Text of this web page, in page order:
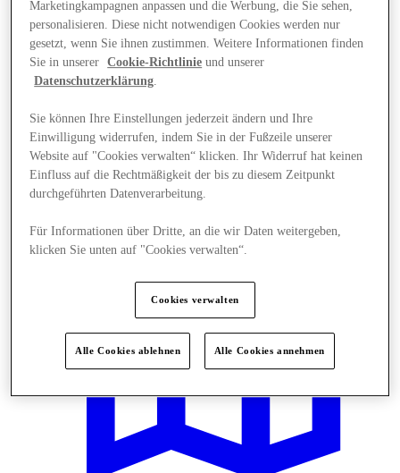
Angebote
Marketingkampagnen anpassen und die Werbung, die Sie sehen,
personalisieren. Diese nicht notwendigen Cookies werden nur
gesetzt, wenn Sie ihnen zustimmen. Weitere Informationen finden
Sie in unserer
Cookie-Richtlinie und unserer
Datenschutzerklärung.
Sie können Ihre Einstellungen jederzeit ändern und Ihre
Einwilligung widerrufen, indem Sie in der Fußzeile unserer
Website auf "Cookies verwalten“ klicken. Ihr Widerruf hat keinen
Einfluss auf die Rechtmäßigkeit der bis zu diesem Zeitpunkt
durchgeführten Datenverarbeitung.
Für Informationen über Dritte, an die wir Daten weitergeben,
klicken Sie unten auf "Cookies verwalten“.
Cookies verwalten
Alle Cookies ablehnen Alle Cookies annehmen